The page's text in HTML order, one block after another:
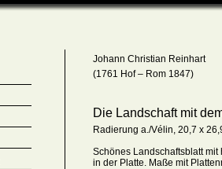
Johann Christian Reinhart
(1761 Hof – Rom 1847)
Die Landschaft mit
Radierung a./Vélin, 20,7 x
Schönes Landschaftsblatt
in der Platte. Maße mit